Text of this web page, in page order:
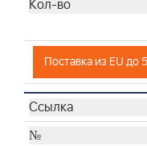
Поставка из EU до